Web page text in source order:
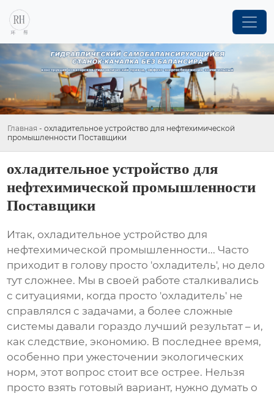
Главная - охладительное устройство для нефтехимической
промышленности Поставщики
охладительное устройство для
нефтехимической промышленности
Поставщики
Итак, охладительное устройство для
нефтехимической промышленности... Часто
приходит в голову просто 'охладитель', но дело
тут сложнее. Мы в своей работе сталкивались
с ситуациями, когда просто 'охладитель' не
справлялся с задачами, а более сложные
системы давали гораздо лучший результат – и,
как следствие, экономию. В последнее время,
особенно при ужесточении экологических
норм, этот вопрос стоит все острее. Нельзя
просто взять готовый вариант, нужно думать о